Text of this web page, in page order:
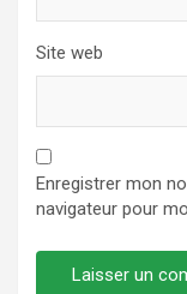
Site web
Enregistrer mon
navigateur pour